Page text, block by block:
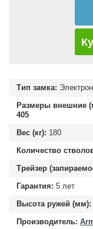
Тип замка:
Размеры внешние
405
Вес (кг): 180
Количество
Трейзер
Гарантия: 5 лет
Высота ружей (мм):
Производитель: